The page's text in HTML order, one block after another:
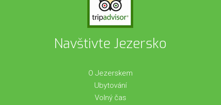
Navštivte Jezersko
O Jezerskem
Ubytování
Volný čas